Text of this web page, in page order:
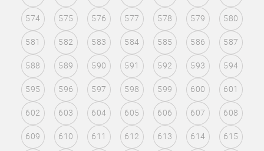
574 575 576 577 578 579 580
581 582 583 584 585 586 587
588 589 590 591 592 593 594
595 596 597 598 599 600 601
602 603 604 605 606 607 608
609 610 611 612 613 614 615